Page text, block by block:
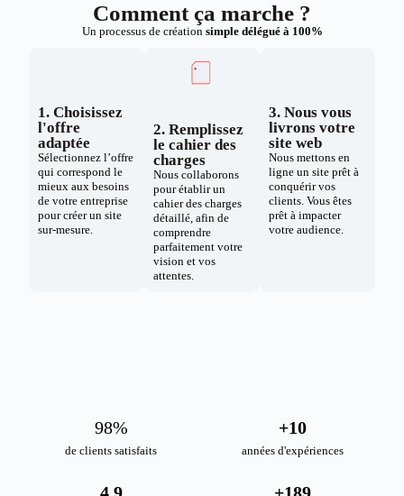
Comment ça marche ?
Un processus de création simple délégué à 100%
1. Choisissez
l'offre
adaptée
Sélectionnez l’offre
qui correspond le
mieux aux besoins
de votre entreprise
pour créer un site
sur-mesure.
2. Remplissez
le cahier des
charges
Nous collaborons
pour établir un
cahier des charges
détaillé, afin de
comprendre
parfaitement votre
vision et vos
attentes.
3. Nous vous
livrons votre
site web
Nous mettons en
ligne un site prêt à
conquérir vos
clients. Vous êtes
prêt à impacter
votre audience.
de clients satisfaits
98%
années d'expériences
+10